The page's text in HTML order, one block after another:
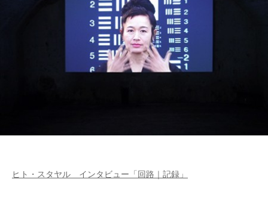
ヒト・スタヤル インタビュー「回路｜記録」